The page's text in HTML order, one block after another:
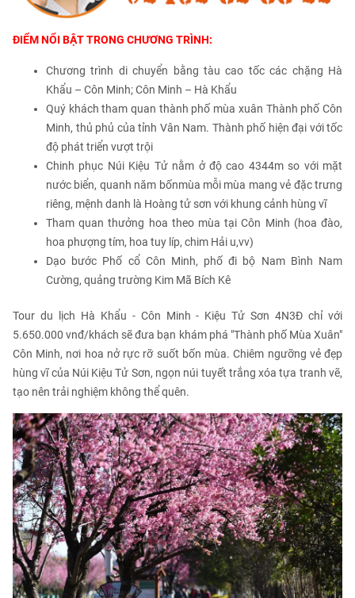
ĐIỂM NỔI BẬT TRONG CHƯƠNG TRÌNH:
Chương trình di chuyển bằng tàu cao tốc các chặng Hà
Khẩu – Côn Minh; Côn Minh – Hà Khẩu
Quý khách tham quan thành phố mùa xuân Thành phố Côn
Minh, thủ phủ của tỉnh Vân Nam. Thành phố hiện đại với tốc
độ phát triển vượt trội
Chinh phục Núi Kiệu Tử nằm ở độ cao 4344m so với mặt
nước biển, quanh năm bốnmùa mỗi mùa mang vẻ đặc trưng
riêng, mệnh danh là Hoàng tử sơn với khung cảnh hùng vĩ
Tham quan thưởng hoa theo mùa tại Côn Minh (hoa đào,
hoa phượng tím, hoa tuy líp, chim Hải u,vv)
Dạo bước Phố cổ Côn Minh, phố đi bộ Nam Bình Nam
Cường, quảng trường Kim Mã Bích Kê
Tour du lịch Hà Khẩu - Côn Minh - Kiệu Tử Sơn 4N3Đ chỉ với
5.650.000 vnđ/khách sẽ đưa bạn khám phá "Thành phố Mùa Xuân"
Côn Minh, nơi hoa nở rực rỡ suốt bốn mùa. Chiêm ngưỡng vẻ đẹp
hùng vĩ của Núi Kiệu Tử Sơn, ngọn núi tuyết trắng xóa tựa tranh vẽ,
tạo nên trải nghiệm không thể quên.